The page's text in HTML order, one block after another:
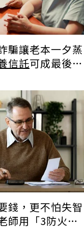
騙讓老本一夕蒸
信託可成最後防
錢，更不怕失智
師用「3防火